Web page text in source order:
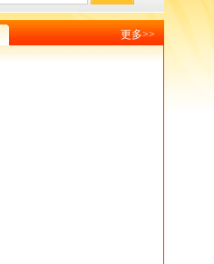
更多>>